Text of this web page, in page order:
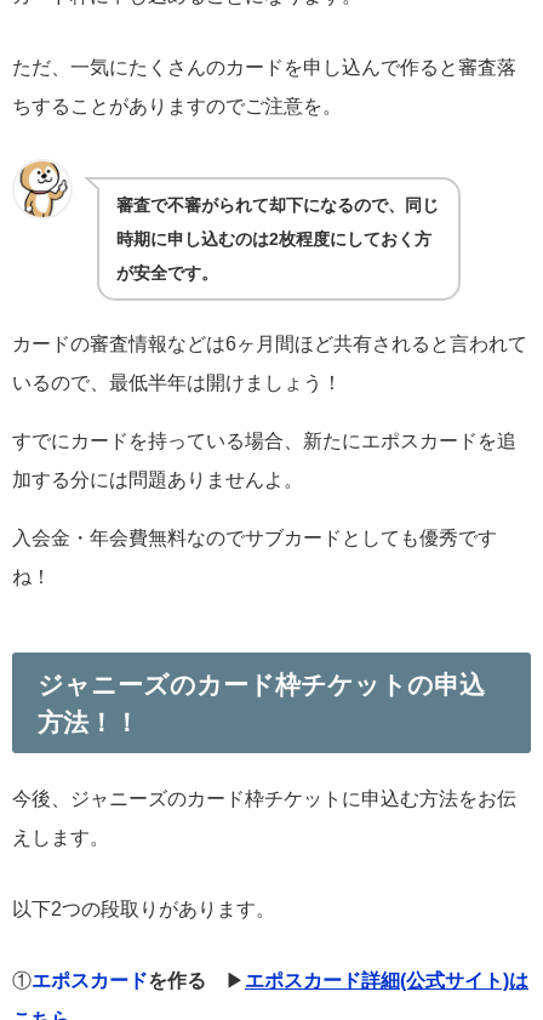
ただ、一気にたくさんのカードを申し込んで作ると審査落
ちすることがありますのでご注意を。
審査で不審がられて却下になるので、同じ
時期に申し込むのは2枚程度にしておく方
が安全です。
カードの審査情報などは6ヶ月間ほど共有されると言われて
いるので、最低半年は開けましょう！
すでにカードを持っている場合、新たにエポスカードを追
加する分には問題ありませんよ。
入会金・年会費無料なのでサブカードとしても優秀です
ね！
ジャニーズのカード枠チケットの申込
方法！！
今後、ジャニーズのカード枠チケットに申込む方法をお伝
えします。
以下2つの段取りがあります。
①エポスカードを作る ▶︎ エポスカード詳細(公式サイト)は